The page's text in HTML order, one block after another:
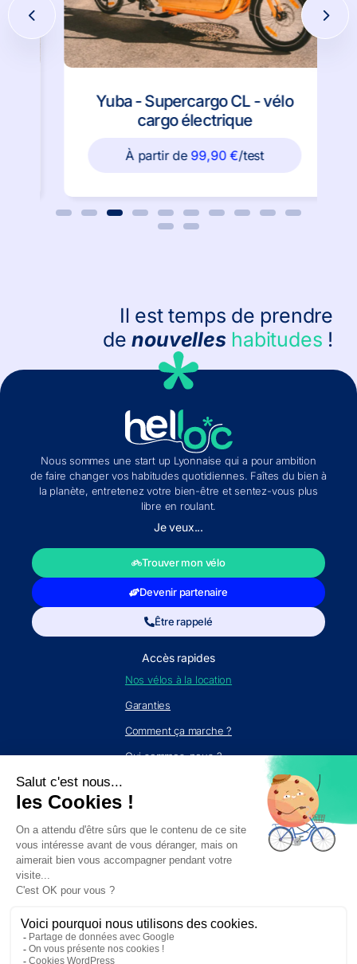
Yuba - Supercargo CL - vélo
cargo électrique
À partir de99,90€/test
Il est temps de prendre
denouvelles habitudes !
Nous sommes une start up Lyonnaise qui a pour ambition
de faire changer vos habitudes quotidiennes. Faîtes du bien à
la planète, entretenez votre bien-être et sentez-vous plus
libre en roulant.
Je veux...
Trouver mon vélo
Devenir partenaire
Être rappelé
Accès rapides
Nos vélos à la location
Garanties
Comment ça marche ?
Qui sommes-nous ?
Par mail :
contact@helloc.fr
Par voie postale : 254 Rue Vendôme, 69003 Lyon